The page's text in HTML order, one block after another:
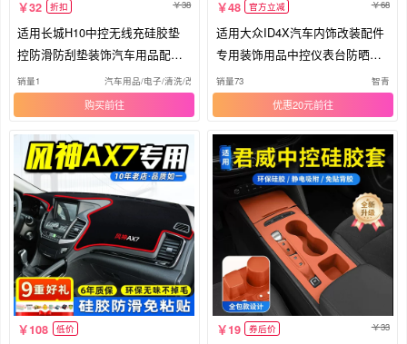
32 折扣 38
适用长城H10中控无线充硅胶垫
控防滑防刮垫装饰汽车用品配件
改装
销量1 汽车用品/电子/清洗/改装
购买
48 官方立减 68
适用大众ID4X汽车内饰改装配件
专用装饰用品中控仪表台防晒避
光垫
销量73 智青
优惠20元
108 低价 19 券后价 33